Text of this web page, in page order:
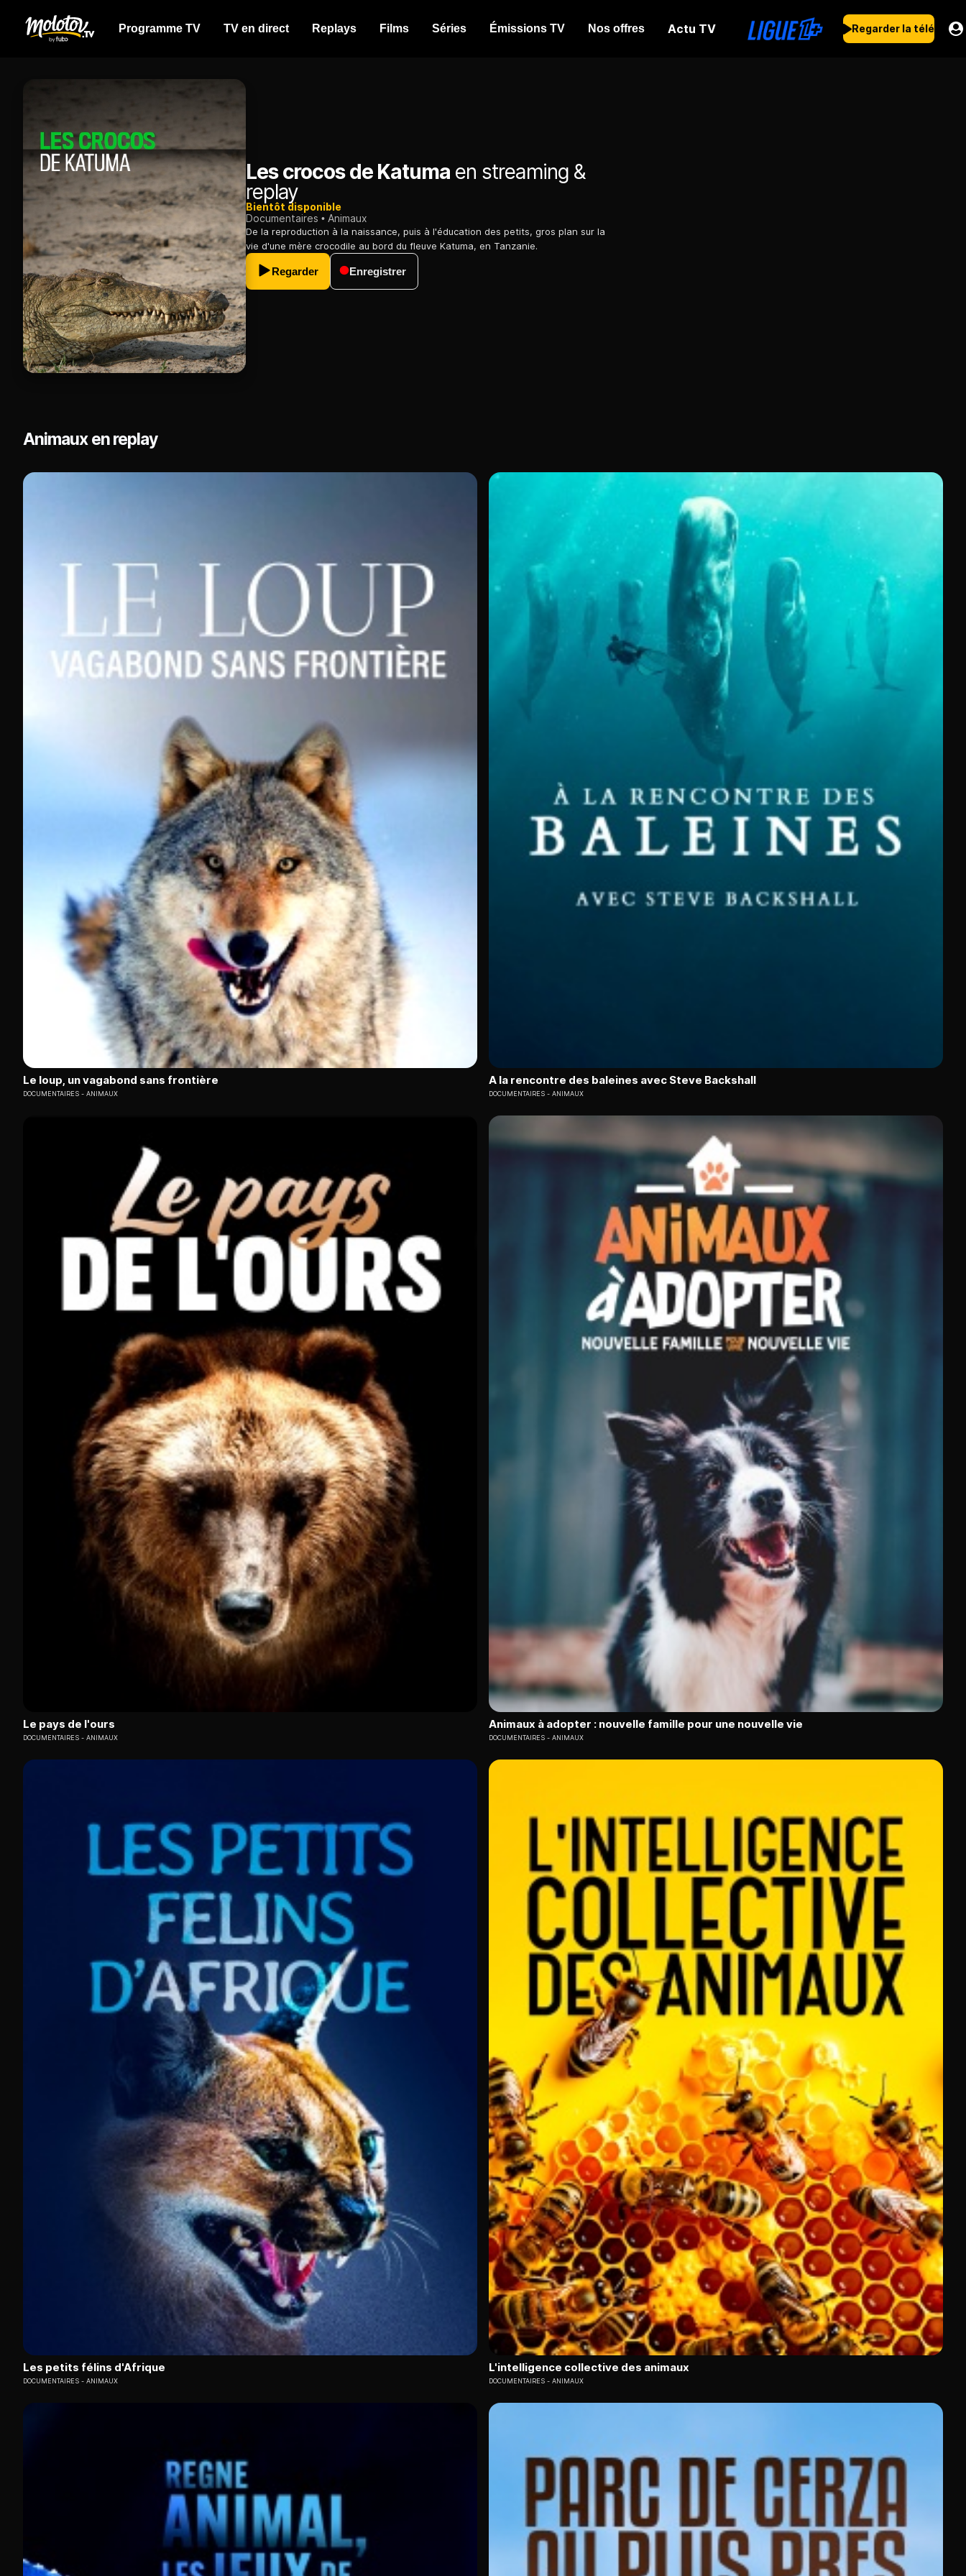
Programme TV TV en direct Replays Films Séries Émissions TV Nos offres Actu TV Regarder la télé
Les crocos de Katuma en streaming &
replay
Bientôt disponible
Documentaires
Animaux
De la reproduction à la naissance, puis à l'éducation des petits, gros plan sur la
vie d'une mère crocodile au bord du fleuve Katuma, en Tanzanie.
Regarder Enregistrer
Animaux en replay
Le loup, un vagabond sans frontière
DOCUMENTAIRES ANIMAUX
A la rencontre des baleines avec Steve Backshall
DOCUMENTAIRES ANIMAUX
Le pays de l'ours
DOCUMENTAIRES ANIMAUX
Animaux à adopter : nouvelle famille pour une nouvelle vie
DOCUMENTAIRES ANIMAUX
Les petits félins d'Afrique
DOCUMENTAIRES ANIMAUX
L'intelligence collective des animaux
DOCUMENTAIRES ANIMAUX